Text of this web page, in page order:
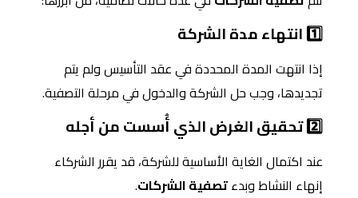
1️⃣ انتهاء مدة الشركة
إذا انتهت المدة المحددة في عقد التأسيس ولم يتم
تجديدها، وجب حل الشركة والدخول في مرحلة التصفية.
2️⃣ تحقيق الغرض الذي أُسست من أجله
عند اكتمال الغاية الأساسية للشركة، قد يقرر الشركاء
إنهاء النشاط وبدءتصفية الشركات.